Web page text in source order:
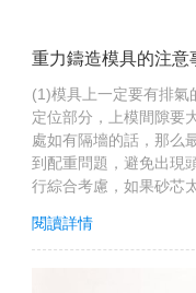
重力鑄造模具的注意
(1)模具上一定要有排
定位部分，上模間隙要
處如有隔墻的話，那么
到配重問題，避免出現
行綜合考慮，如果砂芯
閱讀詳情